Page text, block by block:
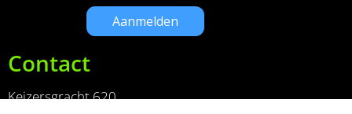
Contact
Keizersgracht 620